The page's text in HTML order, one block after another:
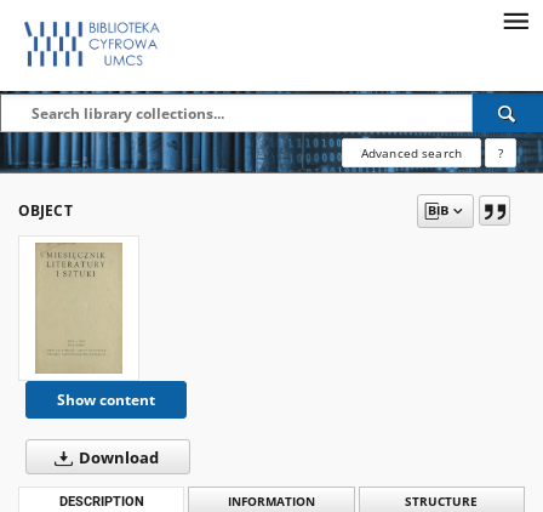
Advanced search ?
OBJECT
Show content
Download
DESCRIPTION INFORMATION STRUCTURE